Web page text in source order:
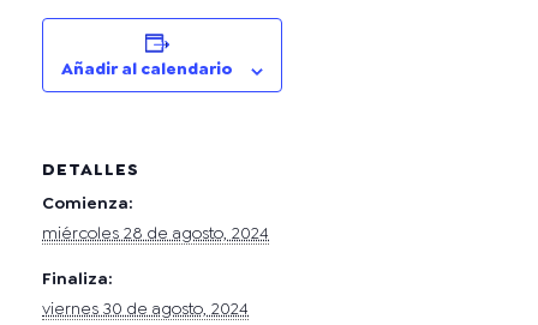
Añadir al calendario
DETALLES
Comienza:
miércoles 28 de agosto, 2024
Finaliza:
viernes 30 de agosto, 2024